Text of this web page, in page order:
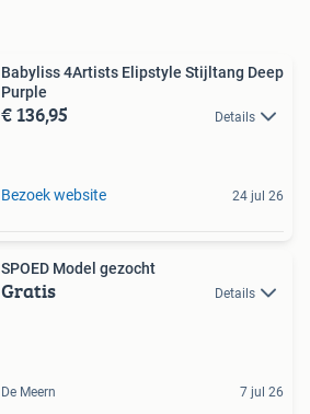
Babyliss 4Artists Elipstyle Stijltang Deep
Purple
€ 136,95 Details
Bezoek website 24 jul 26
SPOED Model gezocht
Gratis Details
De Meern 7 jul 26